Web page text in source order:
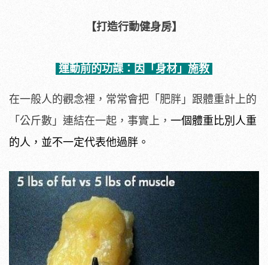
【打造行動健身房】
運動前的功課：因「身材」施教
在一般人的觀念裡，常常會把「肥胖」跟體重計上的
「公斤數」連結在一起，事實上， 一個體重比別人重
的人，並不一定代表他過胖。